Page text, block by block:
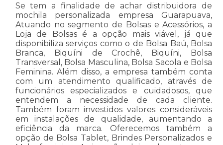
Se tem a finalidade de achar distribuidora de
mochila personalizada empresa Guarapuava,
Atuando no segmento de Bolsas e Acessórios, a
Loja de Bolsas é a opção mais viável, já que
disponibiliza serviços como o de Bolsa Baú, Bolsa
Branca, Biquíni de Crochê, Biquíni, Bolsa
Transversal, Bolsa Masculina, Bolsa Sacola e Bolsa
Feminina. Além disso, a empresa também conta
com um atendimento qualificado, através de
funcionários especializados e cuidadosos, que
entendem a necessidade de cada cliente.
Também foram investidos valores consideráveis
em instalações de qualidade, aumentando a
eficiência da marca. Oferecemos também a
opção de Bolsa Tablet, Brindes Personalizados e